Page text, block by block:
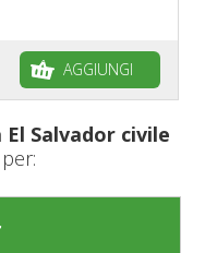
AGGIUNGI
El Salvador civile